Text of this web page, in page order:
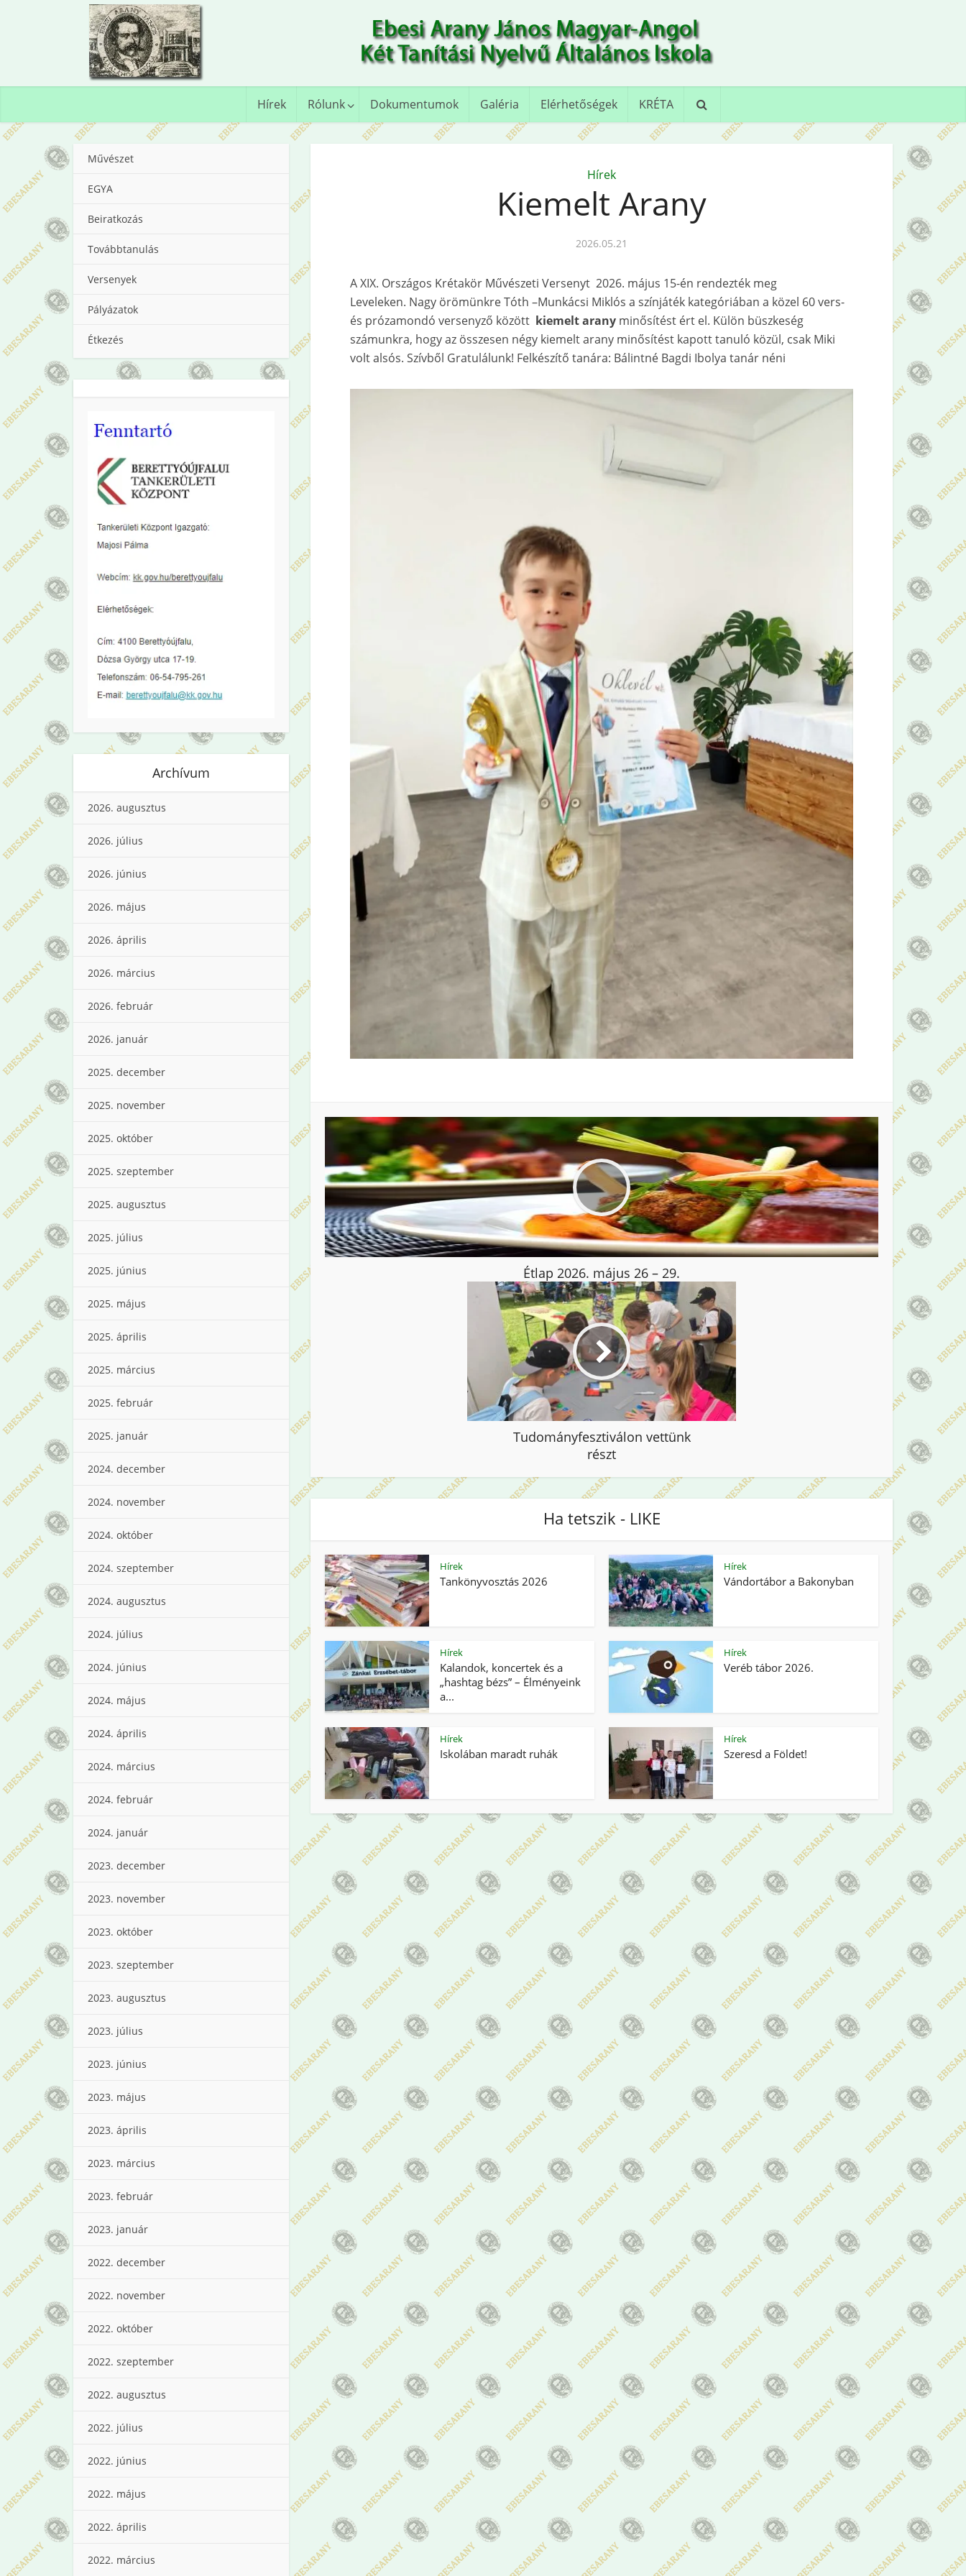
Hírek Rólunk Dokumentumok Galéria Elérhetőségek KRÉTA
Művészet
EGYA
Beiratkozás
Továbbtanulás
Versenyek
Pályázatok
Étkezés
Archívum
2026. augusztus
2026. július
2026. június
2026. május
2026. április
2026. március
2026. február
2026. január
2025. december
2025. november
2025. október
2025. szeptember
2025. augusztus
2025. július
2025. június
2025. május
2025. április
2025. március
2025. február
2025. január
2024. december
2024. november
2024. október
2024. szeptember
2024. augusztus
2024. július
2024. június
2024. május
2024. április
2024. március
2024. február
2024. január
2023. december
2023. november
2023. október
2023. szeptember
2023. augusztus
2023. július
2023. június
2023. május
2023. április
2023. március
2023. február
2023. január
2022. december
2022. november
2022. október
2022. szeptember
2022. augusztus
2022. július
2022. június
2022. május
2022. április
2022. március
Hírek
Kiemelt Arany
2026.05.21
A XIX. Országos Krétakör Művészeti Versenyt 2026. május 15-én rendezték meg
Leveleken. Nagy örömünkre Tóth –Munkácsi Miklós a színjáték kategóriában a közel 60 vers-
és prózamondó versenyző között kiemelt arany minősítést ért el. Külön büszkeség
számunkra, hogy az összesen négy kiemelt arany minősítést kapott tanuló közül, csak Miki
volt alsós. Szívből Gratulálunk! Felkészítő tanára: Bálintné Bagdi Ibolya tanár néni
Étlap 2026. május 26 – 29.
Tudományfesztiválon vettünk
részt
Ha tetszik - LIKE
Hírek
Tankönyvosztás 2026
Hírek
Vándortábor a Bakonyban
Hírek
Kalandok, koncertek és a
„hashtag bézs” – Élményeink
a...
Hírek
Veréb tábor 2026.
Hírek
Iskolában maradt ruhák
Hírek
Szeresd a Földet!